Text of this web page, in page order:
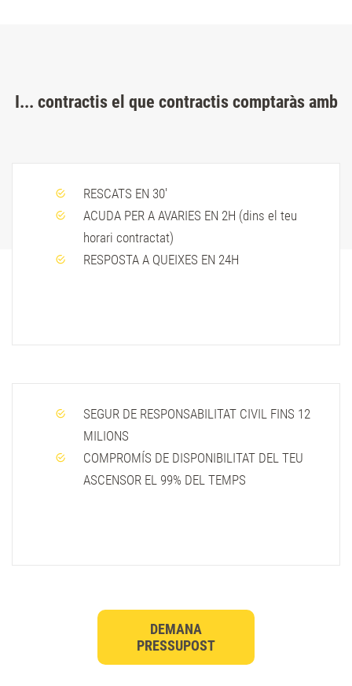
I... contractis el que contractis comptaràs amb
RESCATS EN 30'
ACUDA PER A AVARIES EN 2H (dins el teu
horari contractat)
RESPOSTA A QUEIXES EN 24H
SEGUR DE RESPONSABILITAT CIVIL FINS 12
MILIONS
COMPROMÍS DE DISPONIBILITAT DEL TEU
ASCENSOR EL 99% DEL TEMPS
DEMANA
PRESSUPOST